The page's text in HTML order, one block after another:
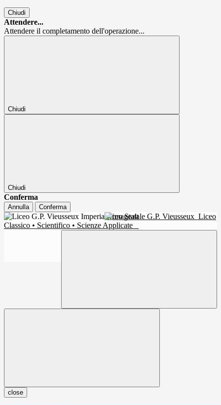
Chiudi
Attendere...
Attendere il completamento dell'operazione...
Chiudi
Chiudi
Conferma
Annulla Conferma
Liceo Statale G.P. Vieusseux Liceo
Classico • Scientifico • Scienze Applicate
close